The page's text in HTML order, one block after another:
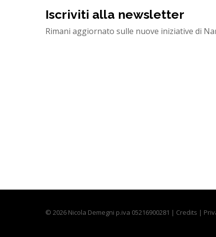
Iscriviti alla newsletter
Rimani aggiornato sulle nuove iniziative di
© 2026 Nicola Demegni p.iva 05216900281 | Credits |